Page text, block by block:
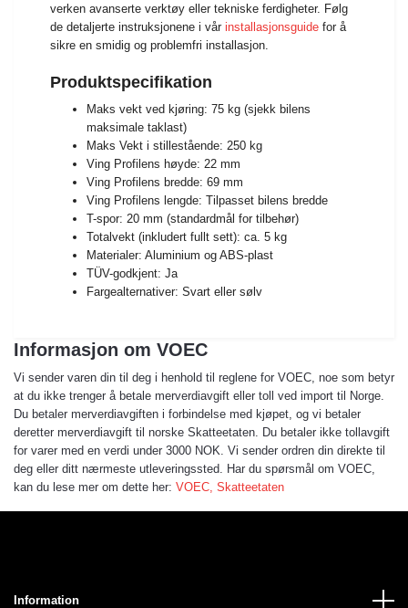
verken avanserte verktøy eller tekniske ferdigheter. Følg
de detaljerte instruksjonene i vår installasjonsguide for å
sikre en smidig og problemfri installasjon.
Produktspecifikation
Maks vekt ved kjøring: 75 kg (sjekk bilens
maksimale taklast)
Maks Vekt i stillestående: 250 kg
Ving Profilens høyde: 22 mm
Ving Profilens bredde: 69 mm
Ving Profilens lengde: Tilpasset bilens bredde
T-spor: 20 mm (standardmål for tilbehør)
Totalvekt (inkludert fullt sett): ca. 5 kg
Materialer: Aluminium og ABS-plast
TÜV-godkjent: Ja
Fargealternativer: Svart eller sølv
Informasjon om VOEC
Vi sender varen din til deg i henhold til reglene for VOEC, noe som betyr
at du ikke trenger å betale merverdiavgift eller toll ved import til Norge.
Du betaler merverdiavgiften i forbindelse med kjøpet, og vi betaler
deretter merverdiavgift til norske Skatteetaten. Du betaler ikke tollavgift
for varer med en verdi under 3000 NOK. Vi sender ordren din direkte til
deg eller ditt nærmeste utleveringssted. Har du spørsmål om VOEC,
kan du lese mer om dette her: VOEC, Skatteetaten
Information